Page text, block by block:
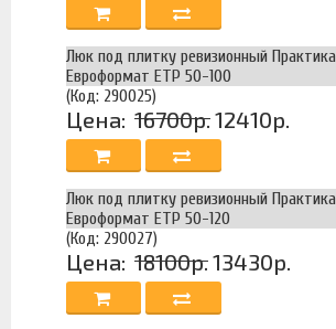
Люк под плитку ревизионный Практика
Евроформат ЕТР 50-100
(Код: 290025)
Цена: 16700р.12410р.
Люк под плитку ревизионный Практика
Евроформат ЕТР 50-120
(Код: 290027)
Цена: 18100р.13430р.